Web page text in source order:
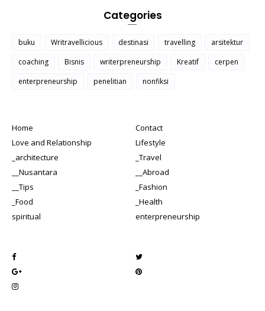
Categories
buku Writravellicious destinasi travelling
arsitektur
coaching
Bisnis writerpreneurship Kreatif
cerpen
enterpreneurship
penelitian nonfiksi
Home
Contact
Love and Relationship
Lifestyle
_architecture
_Travel
__Nusantara
__Abroad
__Tips
_Fashion
_Food
_Health
spiritual
enterpreneurship